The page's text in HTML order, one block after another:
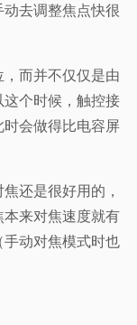
去调整焦点快很
而并不仅仅是由
个时候，触控接
会做得比电容屏
还是很好用的，
来对焦速度就有
手动对焦模式时也